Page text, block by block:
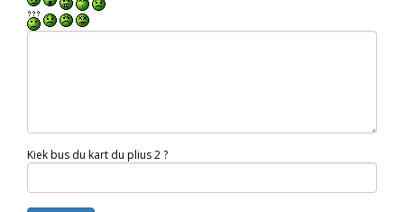
Kiek bus du kart du plius 2 ?